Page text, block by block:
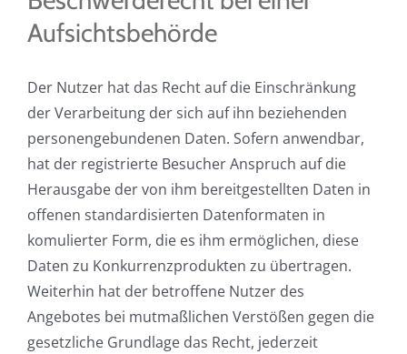
Aufsichtsbehörde
Der Nutzer hat das Recht auf die Einschränkung
der Verarbeitung der sich auf ihn beziehenden
personengebundenen Daten. Sofern anwendbar,
hat der registrierte Besucher Anspruch auf die
Herausgabe der von ihm bereitgestellten Daten in
offenen standardisierten Datenformaten in
komulierter Form, die es ihm ermöglichen, diese
Daten zu Konkurrenzprodukten zu übertragen.
Weiterhin hat der betroffene Nutzer des
Angebotes bei mutmaßlichen Verstößen gegen die
gesetzliche Grundlage das Recht, jederzeit